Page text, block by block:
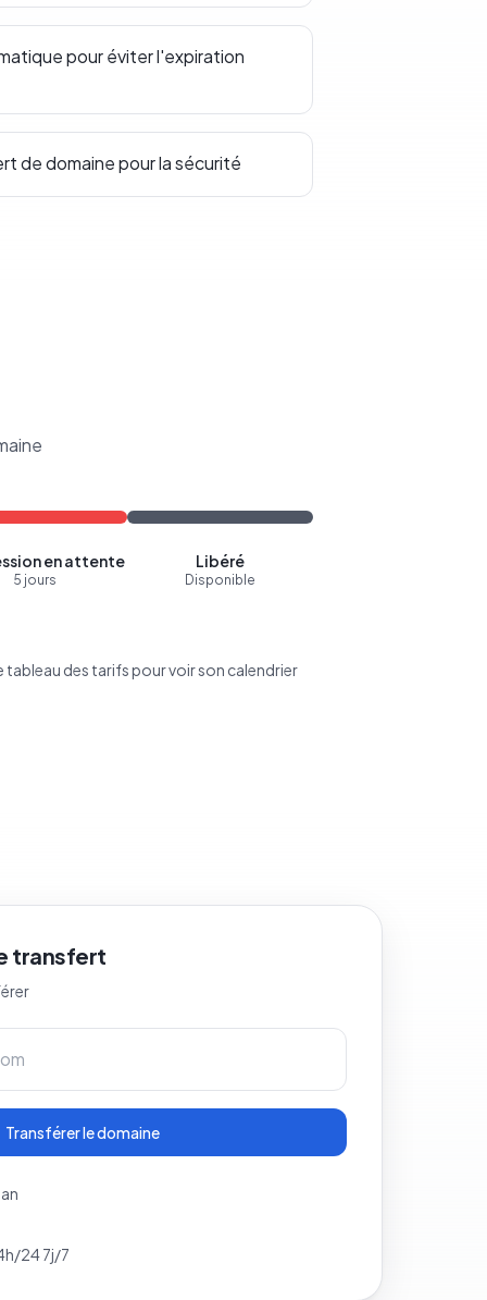
pour éviter l'expiration
de domaine pour la sécurité
en attente
5 jours
Libéré
Disponible
des tarifs pour voir son calendrier
transfert
Transférer le domaine
24 7j/7